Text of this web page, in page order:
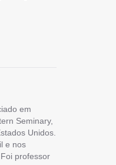
em
Seminary,
Unidos.
e nos
professor